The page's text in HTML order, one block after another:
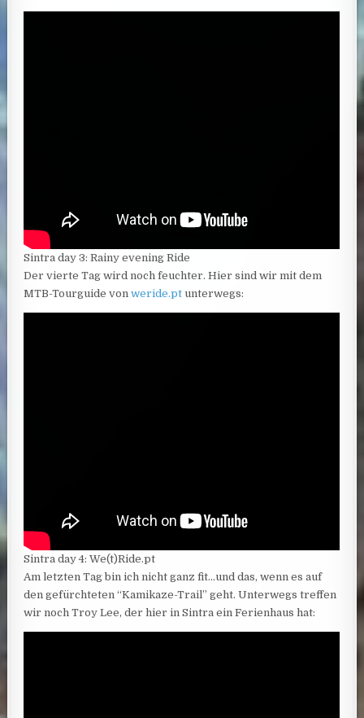
Sintra day 3: Rainy evening Ride
Der vierte Tag wird noch feuchter. Hier sind wir mit dem
MTB-Tourguide vonweride.pt unterwegs:
Sintra day 4: We(t)Ride.pt
Am letzten Tag bin ich nicht ganz fit…und das, wenn es auf
den gefürchteten “Kamikaze-Trail” geht. Unterwegs treffen
wir noch Troy Lee, der hier in Sintra ein Ferienhaus hat: